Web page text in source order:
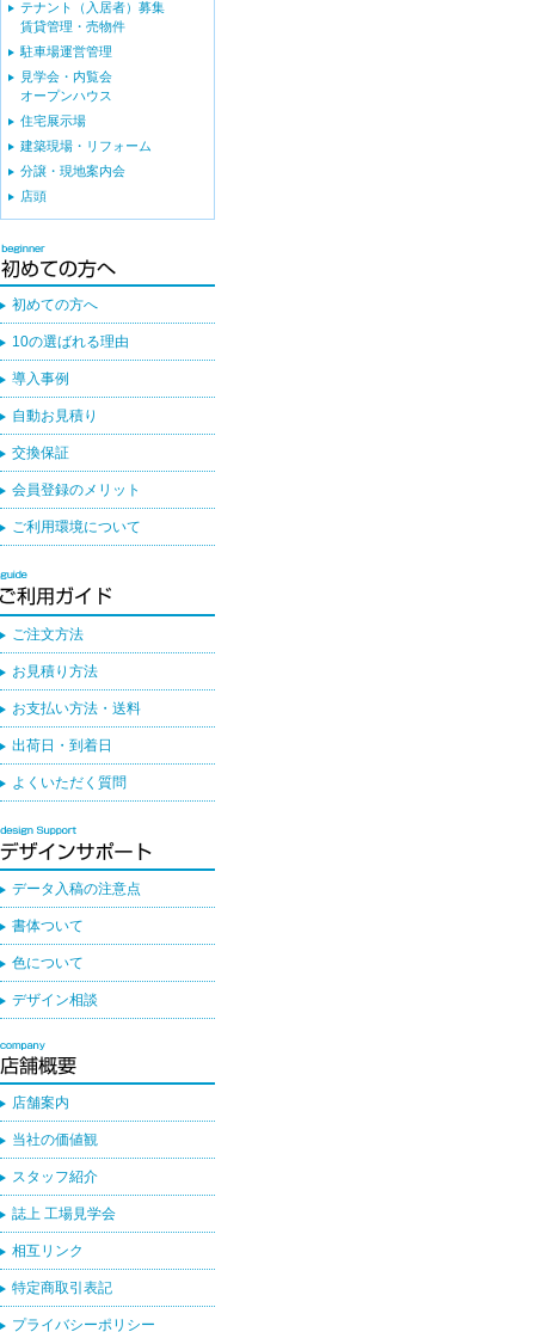
テナント（入居者）募集
賃貸管理・売物件
駐車場運営管理
見学会・内覧会
オープンハウス
住宅展示場
建築現場・リフォーム
分譲・現地案内会
店頭
初めての方へ
10の選ばれる理由
導入事例
自動お見積り
交換保証
会員登録のメリット
ご利用環境について
ご注文方法
お見積り方法
お支払い方法・送料
出荷日・到着日
よくいただく質問
データ入稿の注意点
書体ついて
色について
デザイン相談
店舗案内
当社の価値観
スタッフ紹介
誌上 工場見学会
相互リンク
特定商取引表記
プライバシーポリシー